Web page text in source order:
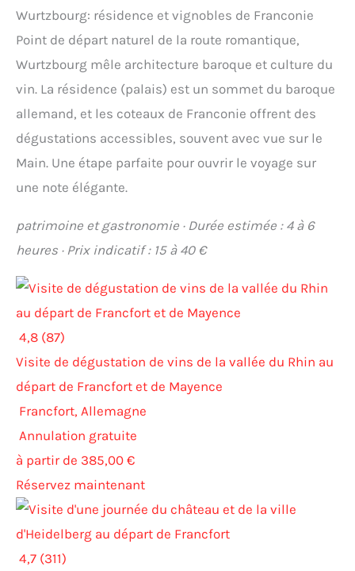
Wurtzbourg: résidence et vignobles de Franconie
Point de départ naturel de la route romantique,
Wurtzbourg mêle architecture baroque et culture du
vin. La résidence (palais) est un sommet du baroque
allemand, et les coteaux de Franconie offrent des
dégustations accessibles, souvent avec vue sur le
Main. Une étape parfaite pour ouvrir le voyage sur
une note élégante.
patrimoine et gastronomie · Durée estimée : 4 à 6
heures · Prix indicatif : 15 à 40 €
4,8 (87)
Visite de dégustation de vins de la vallée du Rhin au
départ de Francfort et de Mayence
Francfort, Allemagne
Annulation gratuite
à partir de 385,00 €
Réservez maintenant
4,7 (311)